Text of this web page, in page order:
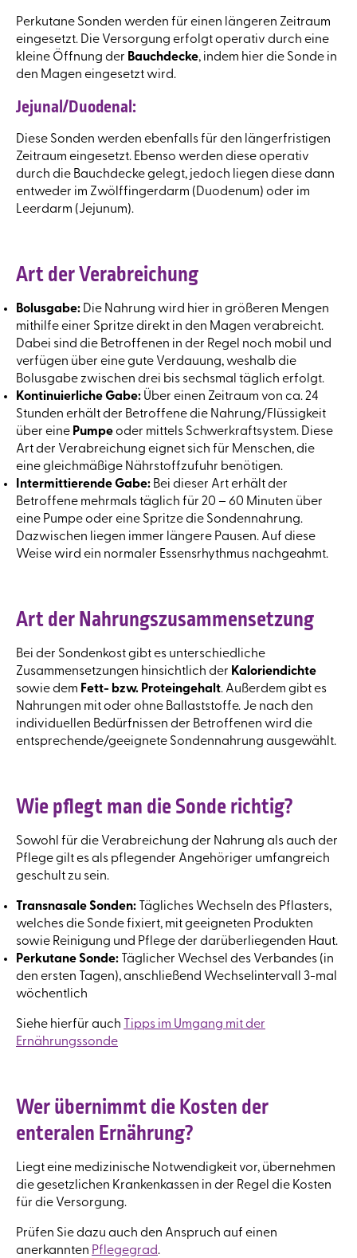
Perkutane Sonden werden für einen längeren Zeitraum
eingesetzt. Die Versorgung erfolgt operativ durch eine
kleine Öffnung der Bauchdecke, indem hier die Sonde in
den Magen eingesetzt wird.
Jejunal/Duodenal:
Diese Sonden werden ebenfalls für den längerfristigen
Zeitraum eingesetzt. Ebenso werden diese operativ
durch die Bauchdecke gelegt, jedoch liegen diese dann
entweder im Zwölffingerdarm (Duodenum) oder im
Leerdarm (Jejunum).
Art der Verabreichung
Bolusgabe: Die Nahrung wird hier in größeren Mengen
mithilfe einer Spritze direkt in den Magen verabreicht.
Dabei sind die Betroffenen in der Regel noch mobil und
verfügen über eine gute Verdauung, weshalb die
Bolusgabe zwischen drei bis sechsmal täglich erfolgt.
Kontinuierliche Gabe: Über einen Zeitraum von ca. 24
Stunden erhält der Betroffene die Nahrung/Flüssigkeit
über eine Pumpeoder mittels Schwerkraftsystem. Diese
Art der Verabreichung eignet sich für Menschen, die
eine gleichmäßige Nährstoffzufuhr benötigen.
Intermittierende Gabe: Bei dieser Art erhält der
Betroffene mehrmals täglich für 20 – 60 Minuten über
eine Pumpe oder eine Spritze die Sondennahrung.
Dazwischen liegen immer längere Pausen. Auf diese
Weise wird ein normaler Essensrhythmus nachgeahmt.
Art der Nahrungszusammensetzung
Bei der Sondenkost gibt es unterschiedliche
Zusammensetzungen hinsichtlich der Kaloriendichte
sowie dem Fett- bzw. Proteingehalt. Außerdem gibt es
Nahrungen mit oder ohne Ballaststoffe. Je nach den
individuellen Bedürfnissen der Betroffenen wird die
entsprechende/geeignete Sondennahrung ausgewählt.
Wie pflegt man die Sonde richtig?
Sowohl für die Verabreichung der Nahrung als auch der
Pflege gilt es als pflegender Angehöriger umfangreich
geschult zu sein.
Transnasale Sonden: Tägliches Wechseln des Pflasters,
welches die Sonde fixiert, mit geeigneten Produkten
sowie Reinigung und Pflege der darüberliegenden Haut.
Perkutane Sonde: Täglicher Wechsel des Verbandes (in
den ersten Tagen), anschließend Wechselintervall 3-mal
wöchentlich
Siehe hierfür auch
Tipps im Umgang mit der
Ernährungssonde
Wer übernimmt die Kosten der
enteralen Ernährung?
Liegt eine medizinische Notwendigkeit vor, übernehmen
die gesetzlichen Krankenkassen in der Regel die Kosten
für die Versorgung.
Prüfen Sie dazu auch den Anspruch auf einen
anerkannten Pflegegrad.